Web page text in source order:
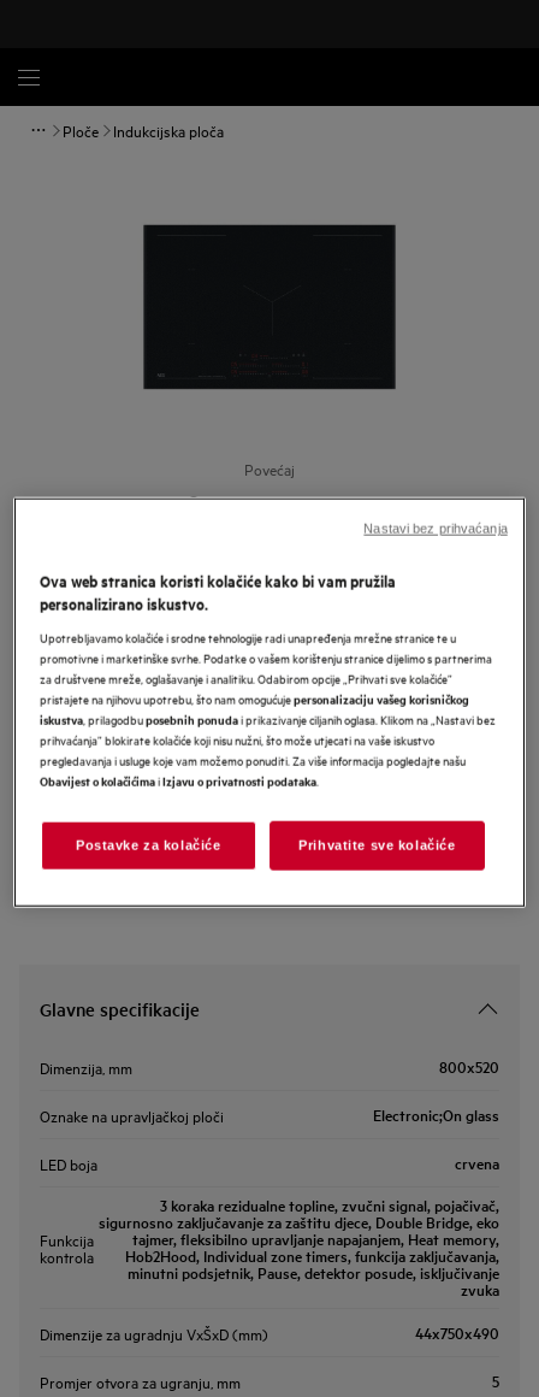
Ploče Indukcijska ploča
Povećaj
AEG 6000 MultipleBridge
ugradbena indukcijska ploča
SaphirMatt® 80 cm
Informacijski list proizvoda
Sigurnosne upute i sigurnosna upozorenja prema EU regulativi
2023/988 navedeni su u poglavljima 1 i 2 korisničkog priručnika.
Za sigurno korištenje proizvoda pročitajte cijeli korisnički
priručnik.
Glavne specifikacije
Dimenzija, mm 800x520
Oznake na upravljačkoj ploči Electronic;On glass
LED boja crvena
Funkcija
kontrola
3 koraka rezidualne topline, zvučni signal, pojačivač,
sigurnosno zaključavanje za zaštitu djece, Double Bridge, eko
tajmer, fleksibilno upravljanje napajanjem, Heat memory,
Hob2Hood, Individual zone timers, funkcija zaključavanja,
minutni podsjetnik, Pause, detektor posude, isključivanje
zvuka
Dimenzije za ugradnju VxŠxD (mm) 44x750x490
Promjer otvora za ugranju, mm 5
Ova web stranica koristi kolačiće kako bi vam pružila
personalizirano iskustvo.
Upotrebljavamo kolačiće i srodne tehnologije radi unapređenja mrežne stranice te u
promotivne i marketinške svrhe. Podatke o vašem korištenju stranice dijelimo s partnerima
za društvene mreže, oglašavanje i analitiku. Odabirom opcije „Prihvati sve kolačiće”
pristajete na njihovu upotrebu, što nam omogućujepersonalizaciju vašeg korisničkog
iskustva, prilagodbuposebnih ponudai prikazivanje ciljanih oglasa. Klikom na „Nastavi bez
prihvaćanja” blokirate kolačiće koji nisu nužni, što može utjecati na vaše iskustvo
pregledavanja i usluge koje vam možemo ponuditi. Za više informacija pogledajte našu
Obavijest o kolačićimaiIzjavu o privatnosti podataka.
Postavke za kolačiće Prihvatite sve kolačiće
Nastavi bez prihvaćanja